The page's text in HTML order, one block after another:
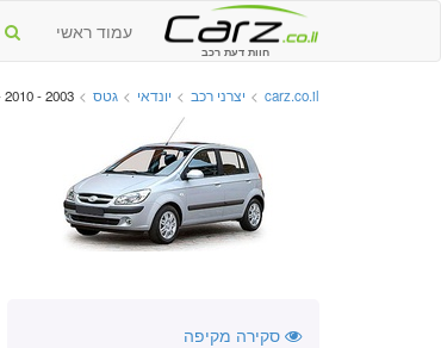
חוות דעת רכב
עמוד ראשי
carz.co.il
> יצרני רכב > יונדאי > גטס > 2003 - 2010 - חוות דעת וביקורות
סקירה מקיפה